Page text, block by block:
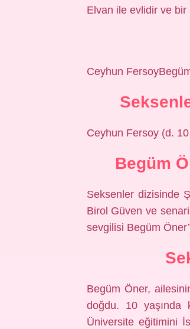
Elvan ile evlidir ve bir
Ceyhun
Ceyhun Fersoy (d.
Begüm
Seksenler dizisinde
Birol Güven ve
sevgilisi Begüm
Begüm Öner,
doğdu. 10 yaşında
Üniversite eğitimini